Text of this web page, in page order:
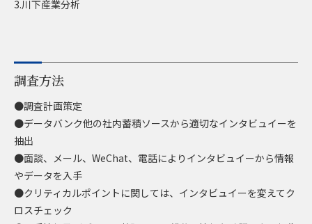
3.川下産業分析
調査方法
●調査計画策定
●データバンク他の社内蓄積ソースから適切なインタビュイーを
抽出
●面談、メール、WeChat、電話によりインタビュイーから情報
やデータを入手
●クリティカルポイントに関しては、インタビュイーを変えてク
ロスチェック